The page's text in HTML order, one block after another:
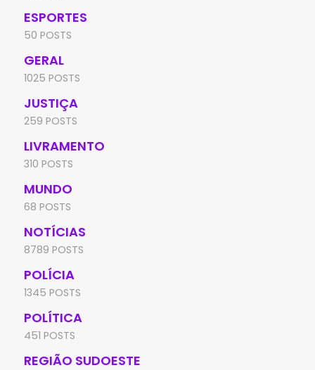
ESPORTES
50 POSTS
GERAL
1025 POSTS
JUSTIÇA
259 POSTS
LIVRAMENTO
310 POSTS
MUNDO
68 POSTS
NOTÍCIAS
8789 POSTS
POLÍCIA
1345 POSTS
POLÍTICA
451 POSTS
REGIÃO SUDOESTE